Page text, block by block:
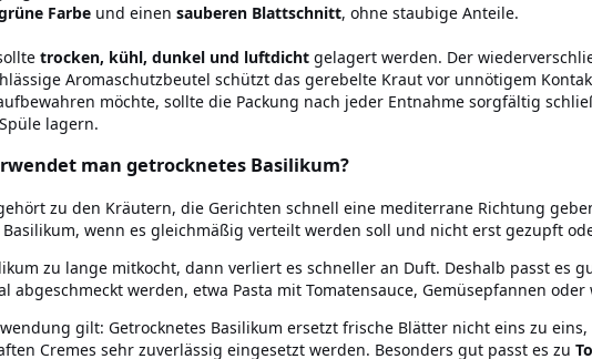
Farbe und einen sauberen Blattschnitt, ohne staubige Anteile.
trocken, kühl, dunkel und luftdicht gelagert werden. Der
Aromaschutzbeutel schützt das gerebelte Kraut vor unnötigem
möchte, sollte die Packung nach jeder Entnahme sorgfältig
lagern.
man getrocknetes Basilikum?
zu den Kräutern, die Gerichten schnell eine mediterrane Richtung
wenn es gleichmäßig verteilt werden soll und nicht erst gezupft
zu lange mitkocht, dann verliert es schneller an Duft. Deshalb passt es
abgeschmeckt werden, etwa Pasta mit Tomatensauce, Gemüsepfannen
gilt: Getrocknetes Basilikum ersetzt frische Blätter nicht eins zu
Cremes sehr zuverlässig eingesetzt werden. Besonders gut passt es zu